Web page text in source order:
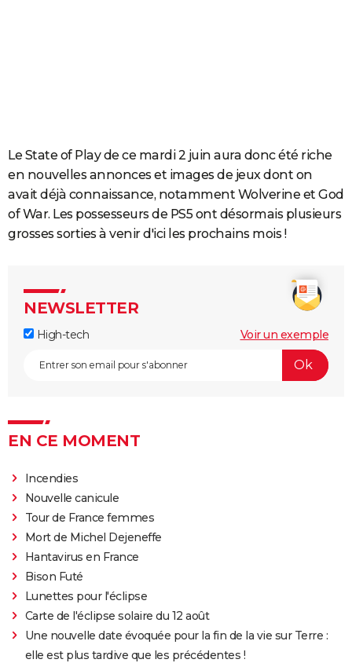
Le State of Play de ce mardi 2 juin aura donc été riche
en nouvelles annonces et images de jeux dont on
avait déjà connaissance, notamment Wolverine et God
of War. Les possesseurs de PS5 ont désormais plusieurs
grosses sorties à venir d'ici les prochains mois !
NEWSLETTER
High-tech Voir un exemple
EN CE MOMENT
Incendies
Nouvelle canicule
Tour de France femmes
Mort de Michel Dejeneffe
Hantavirus en France
Bison Futé
Lunettes pour l'éclipse
Carte de l'éclipse solaire du 12 août
Une nouvelle date évoquée pour la fin de la vie sur Terre :
elle est plus tardive que les précédentes !